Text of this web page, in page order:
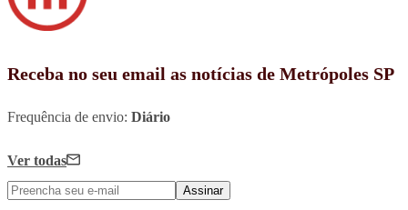
Receba no seu email as notícias de Metrópoles SP
Frequência de envio: Diário
Ver todas
Assinar